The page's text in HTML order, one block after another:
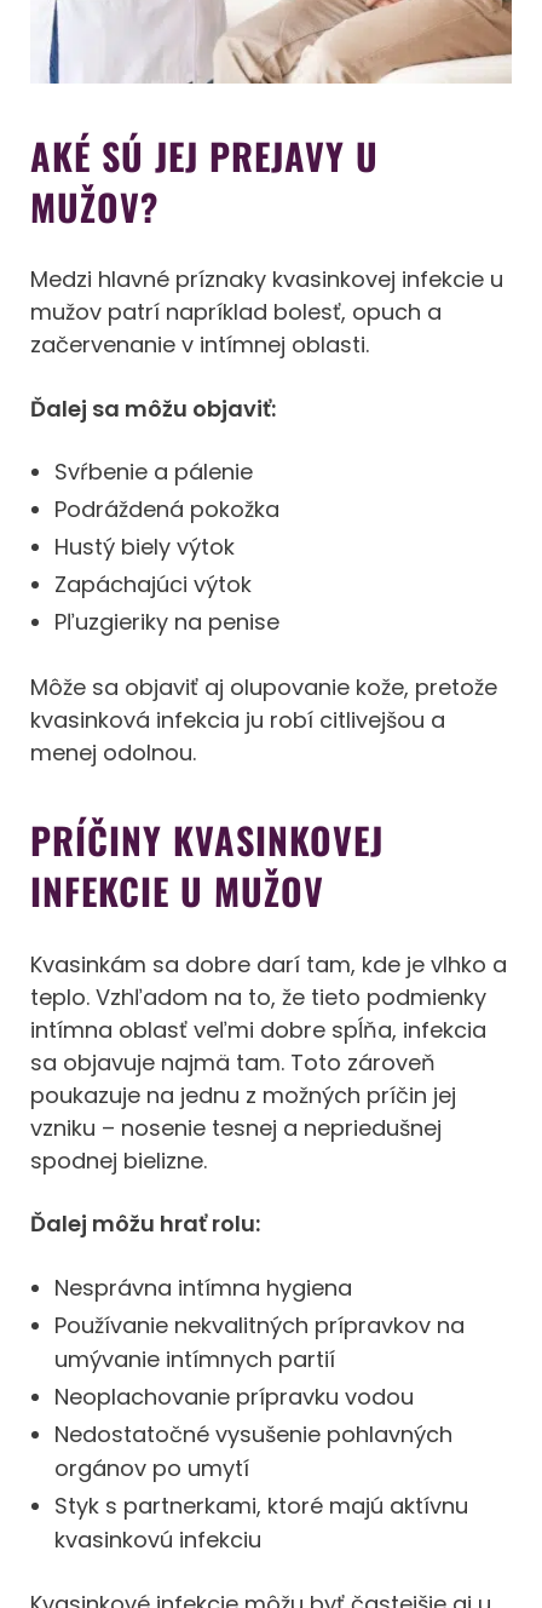
AKÉ SÚ JEJ PREJAVY U
MUŽOV?
Medzi hlavné príznaky kvasinkovej infekcie u
mužov patrí napríklad bolesť, opuch a
začervenanie v intímnej oblasti.
Ďalej sa môžu objaviť:
Svŕbenie a pálenie
Podráždená pokožka
Hustý biely výtok
Zapáchajúci výtok
Pľuzgieriky na penise
Môže sa objaviť aj olupovanie kože, pretože
kvasinková infekcia ju robí citlivejšou a
menej odolnou.
PRÍČINY KVASINKOVEJ
INFEKCIE U MUŽOV
Kvasinkám sa dobre darí tam, kde je vlhko a
teplo. Vzhľadom na to, že tieto podmienky
intímna oblasť veľmi dobre spĺňa, infekcia
sa objavuje najmä tam. Toto zároveň
poukazuje na jednu z možných príčin jej
vzniku – nosenie tesnej a nepriedušnej
spodnej bielizne.
Ďalej môžu hrať rolu:
Nesprávna intímna hygiena
Používanie nekvalitných prípravkov na
umývanie intímnych partií
Neoplachovanie prípravku vodou
Nedostatočné vysušenie pohlavných
orgánov po umytí
Styk s partnerkami, ktoré majú aktívnu
kvasinkovú infekciu